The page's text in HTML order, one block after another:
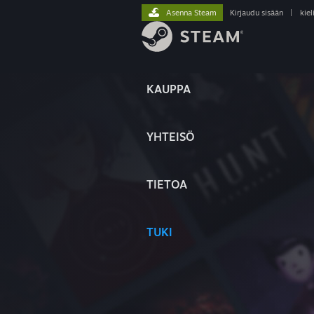
KAUPPA
YHTEISÖ
TIETOA
TUKI
Asenna Steam Kirjaudu sisään kieli